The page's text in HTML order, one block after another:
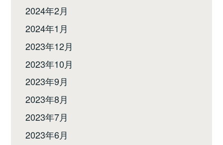
2024年2月
2024年1月
2023年12月
2023年10月
2023年9月
2023年8月
2023年7月
2023年6月